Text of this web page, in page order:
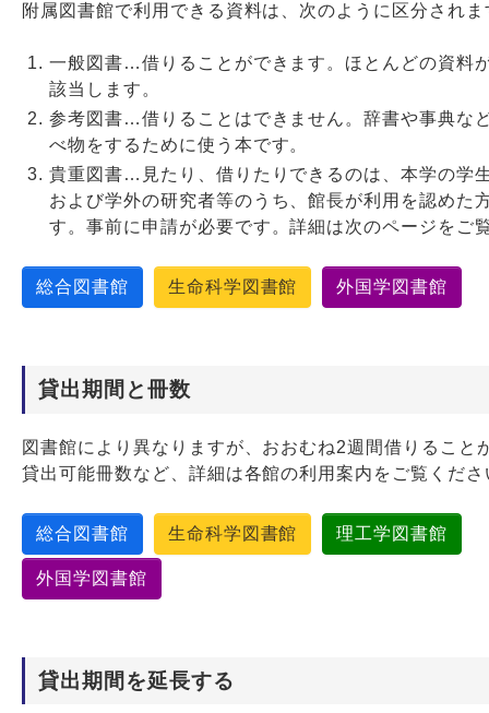
附属図書館で利用できる資料は、次のように区分されま
一般図書…借りることができます。ほとんどの資料
該当します。
参考図書…借りることはできません。辞書や事典な
べ物をするために使う本です。
貴重図書…見たり、借りたりできるのは、本学の学
および学外の研究者等のうち、館長が利用を認めた
す。事前に申請が必要です。詳細は次のページをご
総合図書館 生命科学図書館 外国学図書館
貸出期間と冊数
図書館により異なりますが、おおむね2週間借りること
貸出可能冊数など、詳細は各館の利用案内をご覧くださ
総合図書館 生命科学図書館 理工学図書館
外国学図書館
貸出期間を延長する